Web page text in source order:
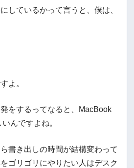
しているかって言うと、僕は、
よ。
をするってなると、MacBook
んですよね。
書き出しの時間が結構変わって
ゴリゴリにやりたい人はデスク